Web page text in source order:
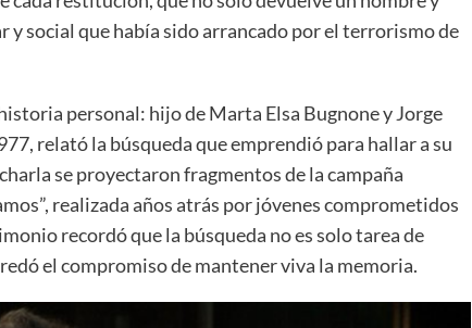
social que había sido arrancado por el terrorismo de
personal: hijo de Marta Elsa Bugnone y Jorge
relató la búsqueda que emprendió para hallar a su
se proyectaron fragmentos de la campaña
realizada años atrás por jóvenes comprometidos
recordó que la búsqueda no es solo tarea de
el compromiso de mantener viva la memoria.